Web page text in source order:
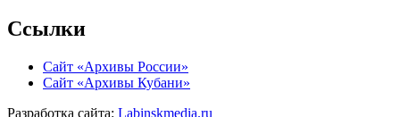
Ссылки
Сайт «Архивы России»
Сайт «Архивы Кубани»
Разработка сайта: Labinskmedia.ru